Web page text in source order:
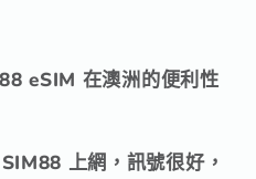
eSIM 在澳洲的便利性
上網， 訊號很好，